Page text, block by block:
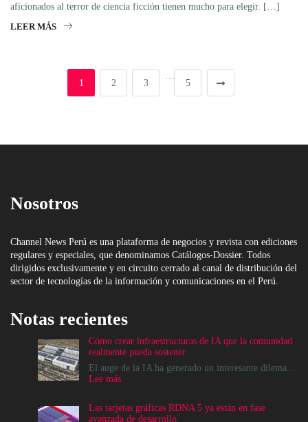
aficionados al terror de ciencia ficción tienen mucho para elegir. […]
LEER MÁS
1 2 3 5
Nosotros
Channel News Perú es una plataforma de negocios y revista con ediciones
regulares y especiales, que denominamos Catálogos-Dossier. Todos
dirigidos exclusivamente y en circuito cerrado al canal de distribución del
sector de tecnologías de la información y comunicaciones en el Perú.
Notas recientes
Cómo crear infraestructuras de IA que la comunidad
realmente pueda sostener
El auge de la IA ha generado un interesante dilema...
Lee más:
infraestructuras
Las tarjetas gráficas RDNA 5 ya están en fase
avanzada de desarrollo